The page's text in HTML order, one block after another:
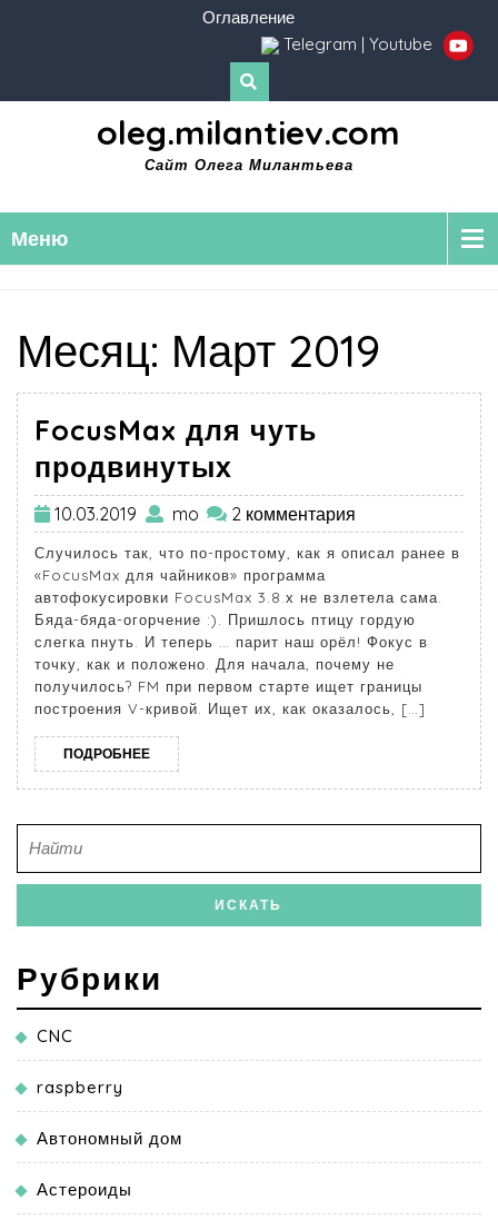
Оглавление
Telegram | Youtube
oleg.milantiev.com
Сайт Олега Милантьева
Меню
Месяц: Март 2019
FocusMax для чуть
продвинутых
10.03.2019 mo 2 комментария
Случилось так, что по-простому, как я описал ранее в
«FocusMax для чайников» программа
автофокусировки FocusMax 3.8.х не взлетела сама.
Бяда-бяда-огорчение :). Пришлось птицу гордую
слегка пнуть. И теперь … парит наш орёл! Фокус в
точку, как и положено. Для начала, почему не
получилось? FM при первом старте ищет границы
построения V-кривой. Ищет их, как оказалось, […]
ПОДРОБНЕЕ
Рубрики
CNC
raspberry
Автономный дом
Астероиды